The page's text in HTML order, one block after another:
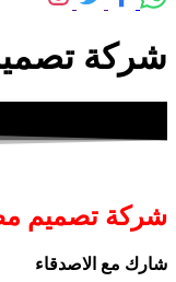
شركة تصميم مظلات
شركة تصميم
شارك مع الاصدقاء